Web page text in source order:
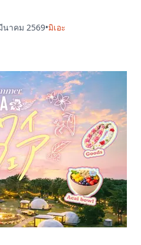
นาคม 2569•มิเอะ